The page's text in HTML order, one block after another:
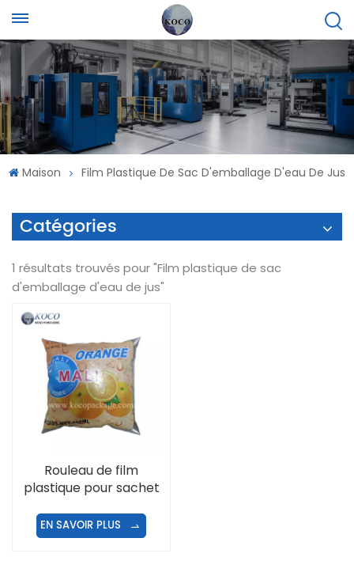
Maison Film Plastique De Sac D'emballage D'eau De Jus
Catégories
1 résultats trouvés pour "Film plastique de sac
d'emballage d'eau de jus"
Rouleau de film
plastique pour sachet
à laver
EN SAVOIR PLUS